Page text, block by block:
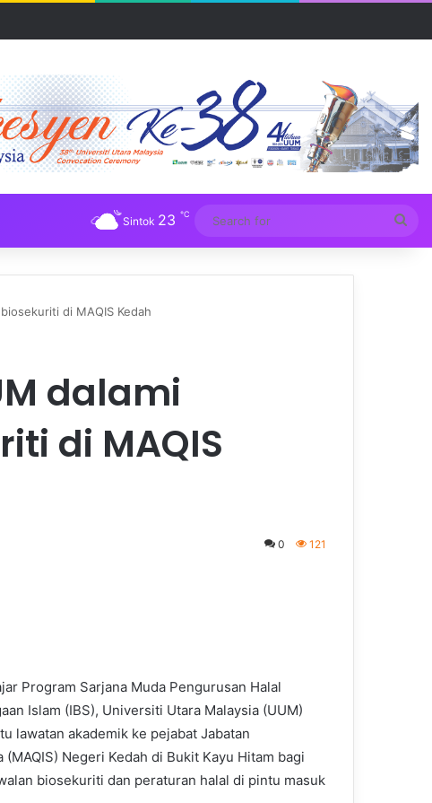
UUM
Sintok 23 ℃
for
di MAQIS Kedah
dalami
di MAQIS
0 121
Program Sarjana Muda Pengurusan Halal
Islam (IBS), Universiti Utara Malaysia (UUM)
lawatan akademik ke pejabat Jabatan
Negeri Kedah di Bukit Kayu Hitam bagi
biosekuriti dan peraturan halal di pintu masuk